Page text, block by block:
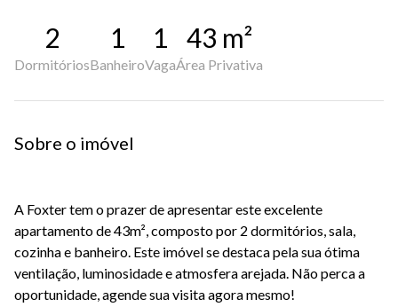
2
Dormitórios
1
Banheiro
1
Vaga
43 m²
Área Privativa
Sobre o imóvel
A Foxter tem o prazer de apresentar este excelente
apartamento de 43m², composto por 2 dormitórios, sala,
cozinha e banheiro. Este imóvel se destaca pela sua ótima
ventilação, luminosidade e atmosfera arejada. Não perca a
oportunidade, agende sua visita agora mesmo!